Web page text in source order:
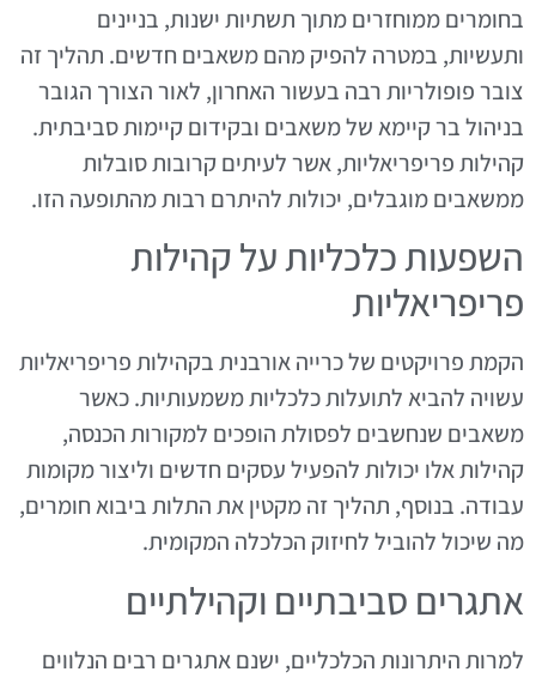
בחומרים ממוחזרים מתוך תשתיות ישנות, בניינים
ותעשיות, במטרה להפיק מהם משאבים חדשים. תהליך זה
צובר פופולריות רבה בעשור האחרון, לאור הצורך הגובר
בניהול בר קיימא של משאבים ובקידום קיימות סביבתית.
קהילות פריפריאליות, אשר לעיתים קרובות סובלות
ממשאבים מוגבלים, יכולות להיתרם רבות מהתופעה הזו.
השפעות כלכליות על קהילות
פריפריאליות
הקמת פרויקטים של כרייה אורבנית בקהילות פריפריאליות
עשויה להביא לתועלות כלכליות משמעותיות. כאשר
משאבים שנחשבים לפסולת הופכים למקורות הכנסה,
קהילות אלו יכולות להפעיל עסקים חדשים וליצור מקומות
עבודה. בנוסף, תהליך זה מקטין את התלות ביבוא חומרים,
מה שיכול להוביל לחיזוק הכלכלה המקומית.
אתגרים סביבתיים וקהילתיים
למרות היתרונות הכלכליים, ישנם אתגרים רבים הנלווים